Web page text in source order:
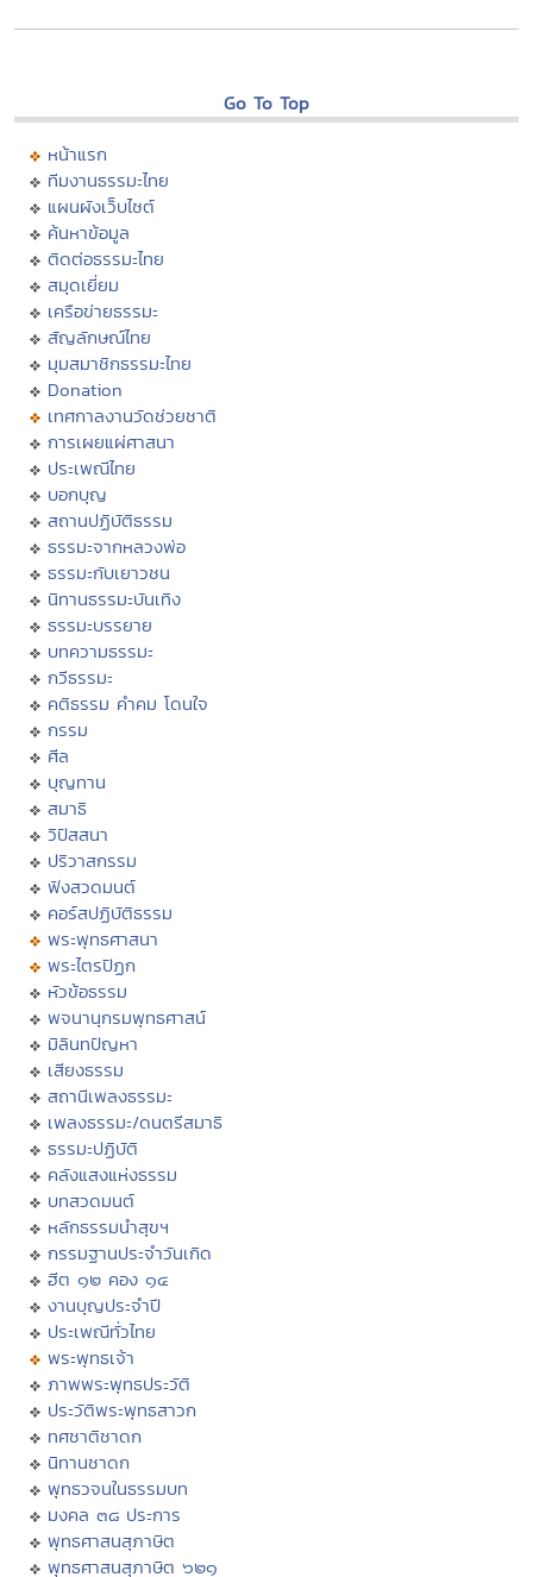
Go To Top
หน้าแรก
ทีมงานธรรมะไทย
แผนผังเว็บไซต์
ค้นหาข้อมูล
ติดต่อธรรมะไทย
สมุดเยี่ยม
เครือข่ายธรรมะ
สัญลักษณ์ไทย
มุมสมาชิกธรรมะไทย
Donation
เทศกาลงานวัดช่วยชาติ
การเผยแผ่ศาสนา
ประเพณีไทย
บอกบุญ
สถานปฏิบัติธรรม
ธรรมะจากหลวงพ่อ
ธรรมะกับเยาวชน
นิทานธรรมะบันเทิง
ธรรมะบรรยาย
บทความธรรมะ
กวีธรรมะ
คติธรรม คำคม โดนใจ
กรรม
ศีล
บุญทาน
สมาธิ
วิปัสสนา
ปริวาสกรรม
ฟังสวดมนต์
คอร์สปฏิบัติธรรม
พระพุทธศาสนา
พระไตรปิฏก
หัวข้อธรรม
พจนานุกรมพุทธศาสน์
มิลินทปัญหา
เสียงธรรม
สถานีเพลงธรรมะ
เพลงธรรมะ/ดนตรีสมาธิ
ธรรมะปฏิบัติ
คลังแสงแห่งธรรม
บทสวดมนต์
หลักธรรมนำสุขฯ
กรรมฐานประจำวันเกิด
ฮีต ๑๒ คอง ๑๔
งานบุญประจำปี
ประเพณีทั่วไทย
พระพุทธเจ้า
ภาพพระพุทธประวัติ
ประวัติพระพุทธสาวก
ทศชาติชาดก
นิทานชาดก
พุทธวจนในธรรมบท
มงคล ๓๘ ประการ
พุทธศาสนสุภาษิต
พุทธศาสนสุภาษิต ๖๒๑